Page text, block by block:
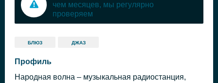
чем месяцев, мы регулярно
проверяем
БЛЮЗ ДЖАЗ
Профиль
Народная волна – музыкальная радиостанция,